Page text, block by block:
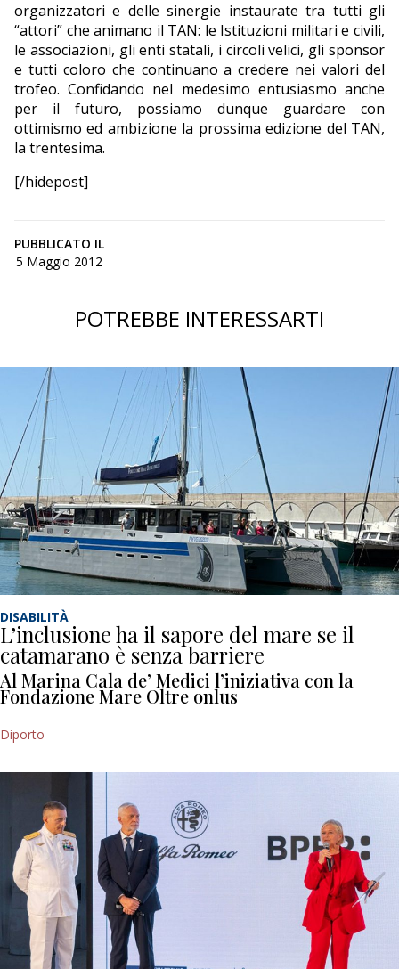
organizzatori e delle sinergie instaurate tra tutti gli
“attori” che animano il TAN: le Istituzioni militari e civili,
le associazioni, gli enti statali, i circoli velici, gli sponsor
e tutti coloro che continuano a credere nei valori del
trofeo. Confidando nel medesimo entusiasmo anche
per il futuro, possiamo dunque guardare con
ottimismo ed ambizione la prossima edizione del TAN,
la trentesima.
[/hidepost]
PUBBLICATO IL
5 Maggio 2012
POTREBBE INTERESSARTI
DISABILITÀ
L’inclusione ha il sapore del mare se il
catamarano è senza barriere
Al Marina Cala de’ Medici l’iniziativa con la
Fondazione Mare Oltre onlus
Diporto